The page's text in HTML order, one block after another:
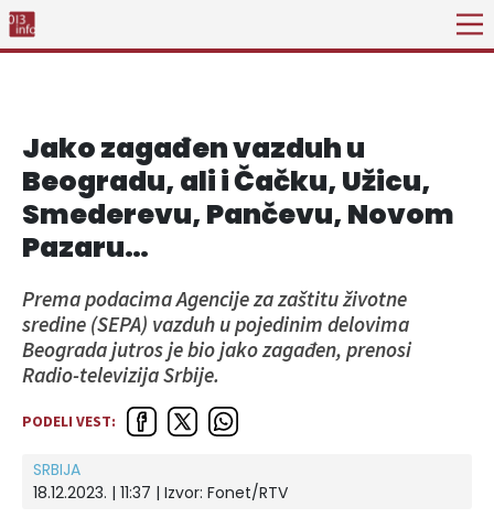
Jako zagađen vazduh u
Beogradu, ali i Čačku, Užicu,
Smederevu, Pančevu, Novom
Pazaru…
Prema podacima Agencije za zaštitu životne
sredine (SEPA) vazduh u pojedinim delovima
Beograda jutros je bio jako zagađen, prenosi
Radio-televizija Srbije.
PODELI VEST:
SRBIJA
18.12.2023. | 11:37 | Izvor: Fonet/RTV